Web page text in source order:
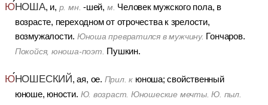
ЮНОША, и, р. мн. -шей, м. Человек мужского пола, в
возрасте, переходном от отрочества к зрелости,
возмужалости. Юноша превратился в мужчину. Гончаров.
Покойся, юноша-поэт. Пушкин.
ЮНОШЕСКИЙ, ая, ое. Прил. к юноша; свойственный
юноше, юности. Ю. возраст. Юношеские мечты. Ю. пыл.